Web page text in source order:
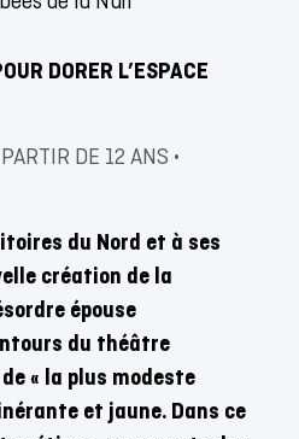
DORER L’ESPACE
DE 12 ANS •
du Nord et à ses
création de la
épouse
du théâtre
« la plus modeste
et jaune. Dans ce